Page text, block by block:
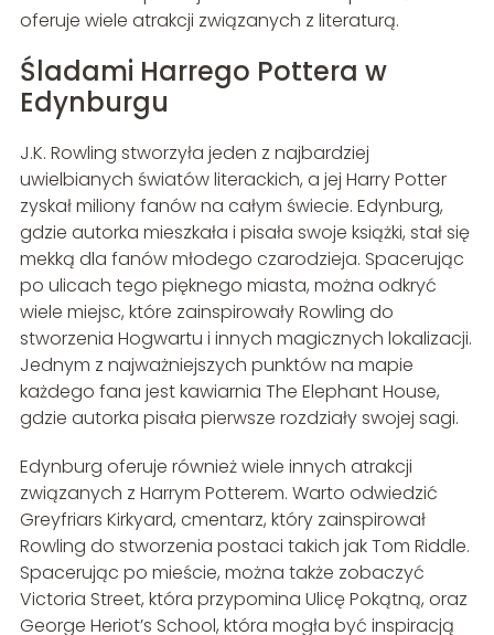
oferuje wiele atrakcji związanych z literaturą.
Śladami Harrego Pottera w
Edynburgu
J.K. Rowling stworzyła jeden z najbardziej
uwielbianych światów literackich, a jej Harry Potter
zyskał miliony fanów na całym świecie. Edynburg,
gdzie autorka mieszkała i pisała swoje książki, stał się
mekką dla fanów młodego czarodzieja. Spacerując
po ulicach tego pięknego miasta, można odkryć
wiele miejsc, które zainspirowały Rowling do
stworzenia Hogwartu i innych magicznych lokalizacji.
Jednym z najważniejszych punktów na mapie
każdego fana jest kawiarnia The Elephant House,
gdzie autorka pisała pierwsze rozdziały swojej sagi.
Edynburg oferuje również wiele innych atrakcji
związanych z Harrym Potterem. Warto odwiedzić
Greyfriars Kirkyard, cmentarz, który zainspirował
Rowling do stworzenia postaci takich jak Tom Riddle.
Spacerując po mieście, można także zobaczyć
Victoria Street, która przypomina Ulicę Pokątną, oraz
George Heriot’s School, która mogła być inspiracją